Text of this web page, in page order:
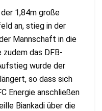
1,84m große
an, stieg in der
Mannschaft in die
zudem das DFB-
wurde der
so dass sich
Energie anschließen
Biankadi über die